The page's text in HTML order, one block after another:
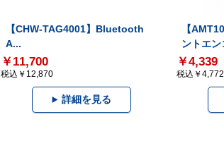
【CHW-TAG4001】Bluetooth
A...
￥11,700
税込￥12,870
詳細を見る
【
ントエン
￥4,339
税込￥4,772